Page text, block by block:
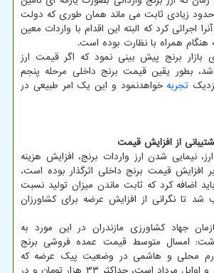
زیادی ثابت می ماند همان طوری که دولت
طی سالهای ۹۳ تا ۹۸ آنرا اجرائی کرد که البته این اقدام با واردات معین
هنگام همراه با نظارت بوده است.
بازار برنج پیش بینی نمود که اگر قیمت ارز
بطور یقین قیمت برنج داخلی مرحله پنجم
تجربه خواهدنمود و این یک امر طبیعی در
از افزایش قیمت
نیمایی شدن ارز واردات برنج، افزایش هزینه
افزایش قیمت برنج داخلی اثرگذار بوده است،
اضافه کرد که ثابت ماندن میزان تولید نسبت
تا نگرانی از افزایش عرضه برای کشاورزان
جهاد کشاورزی مازندران در این مورد به
داشت: امسال متوسط قیمت عمده فروشی برنج
محلی و هاشمی در وضعیت پیک عرضه که
بطور معمول اواخر تیر و اوایل مرداد است، حداکثر ۳۳ هزار تومان و در